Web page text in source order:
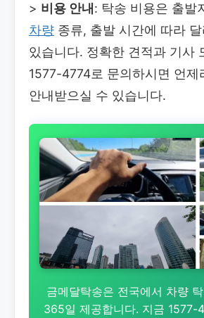
> 비용 안내 : 탁송 비용은 출발
차량 종류, 출발 시간에 따라
있습니다. 정확한 견적과 기사
1577-4774로 문의하시면 언제
안내받으실 수 있습니다.
금메달탁송은 전국에서 차량
365일 제공합니다. 지금 1577-